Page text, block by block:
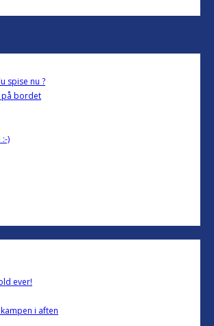
spise nu ?
på bordet
)
ever!
i aften